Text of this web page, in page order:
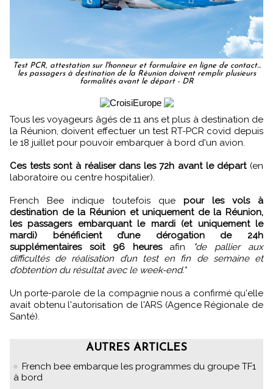
Test PCR, attestation sur l'honneur et formulaire en ligne de contact...
les passagers à destination de la Réunion doivent remplir plusieurs
formalités avant le départ - DR
Tous les voyageurs âgés de 11 ans et plus à destination de
la Réunion, doivent effectuer un test RT-PCR covid depuis
le 18 juillet pour pouvoir embarquer à bord d'un avion.
Ces tests sont à réaliser dans les 72h avant le départ(en
laboratoire ou centre hospitalier).
French Bee indique toutefois que pour les vols à
destination de la Réunion et uniquement de la Réunion,
les passagers embarquant le mardi (et uniquement le
mardi) bénéficient d’une dérogation de 24h
supplémentaires soit 96 heuresafin
"de pallier aux
difficultés de réalisation d’un test en fin de semaine et
d’obtention du résultat avec le week-end."
Un porte-parole de la compagnie nous a confirmé qu'elle
avait obtenu l'autorisation de l'ARS (Agence Régionale de
Santé).
AUTRES ARTICLES
French bee embarque les programmes du groupe TF1
à bord